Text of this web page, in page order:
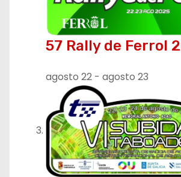
57 Rally de Ferrol
agosto 22 - agosto 23